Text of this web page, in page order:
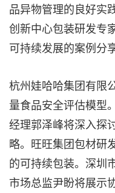
品异物管理的良好实
创新中心包装研发专
可持续发展的案例分享
杭州娃哈哈集团有限
量食品安全评估模型
经理郭泽峰将深入探
略。旺旺集团包材研
的可持续包装。深圳
市场总监尹盼将展示